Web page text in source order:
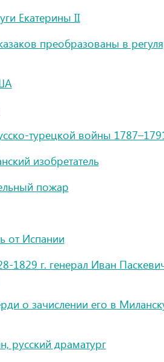
Екатерины II
преобразованы в
турецкой войны
изобретатель
пожар
от Испании
1829 г. генерал Иван
о зачислении его в
русский драматург